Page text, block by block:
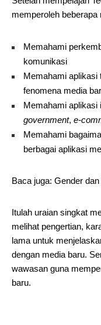
memperoleh beberapa
Memahami
komunikasi
Memahami aplikasi
fenomena media
Memahami aplikasi
government, e-
Memahami
berbagai aplikasi
Baca juga: Gender dan
Itulah uraian singkat
melihat pengertian,
lama untuk
dengan media baru.
wawasan guna
baru.